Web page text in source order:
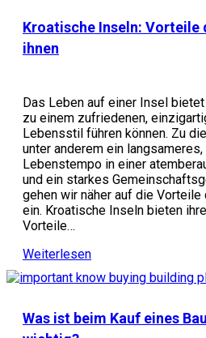
Kroatische Inseln: Vorteile
ihnen
Das Leben auf einer Insel
zu einem zufriedenen,
Lebensstil führen können. Zu
unter anderem ein
Lebenstempo in einer
und ein starkes
gehen wir näher auf die
ein. Kroatische Inseln bieten
Vorteile…
Weiterlesen
Was ist beim Kauf eines